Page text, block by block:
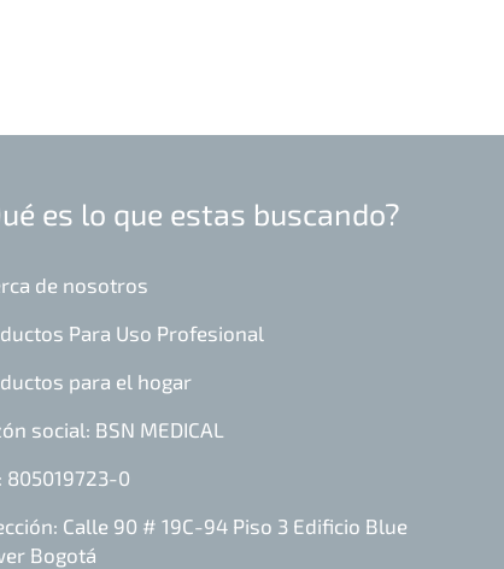
es lo que estas buscando?
de nosotros
Para Uso Profesional
para el hogar
social: BSN MEDICAL
805019723-0
Calle 90 # 19C-94 Piso 3 Edificio Blue
Bogotá